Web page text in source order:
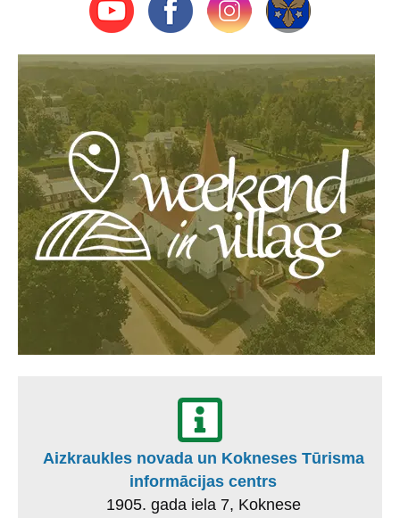
Aizkraukles novada un Kokneses Tūrisma
informācijas centrs
1905. gada iela 7, Koknese